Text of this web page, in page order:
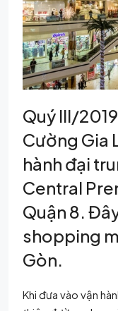
Quý III/
Cường Gia
hành đại
Central
Quận 8.
shopping
Gòn.
Khi đưa vào vận